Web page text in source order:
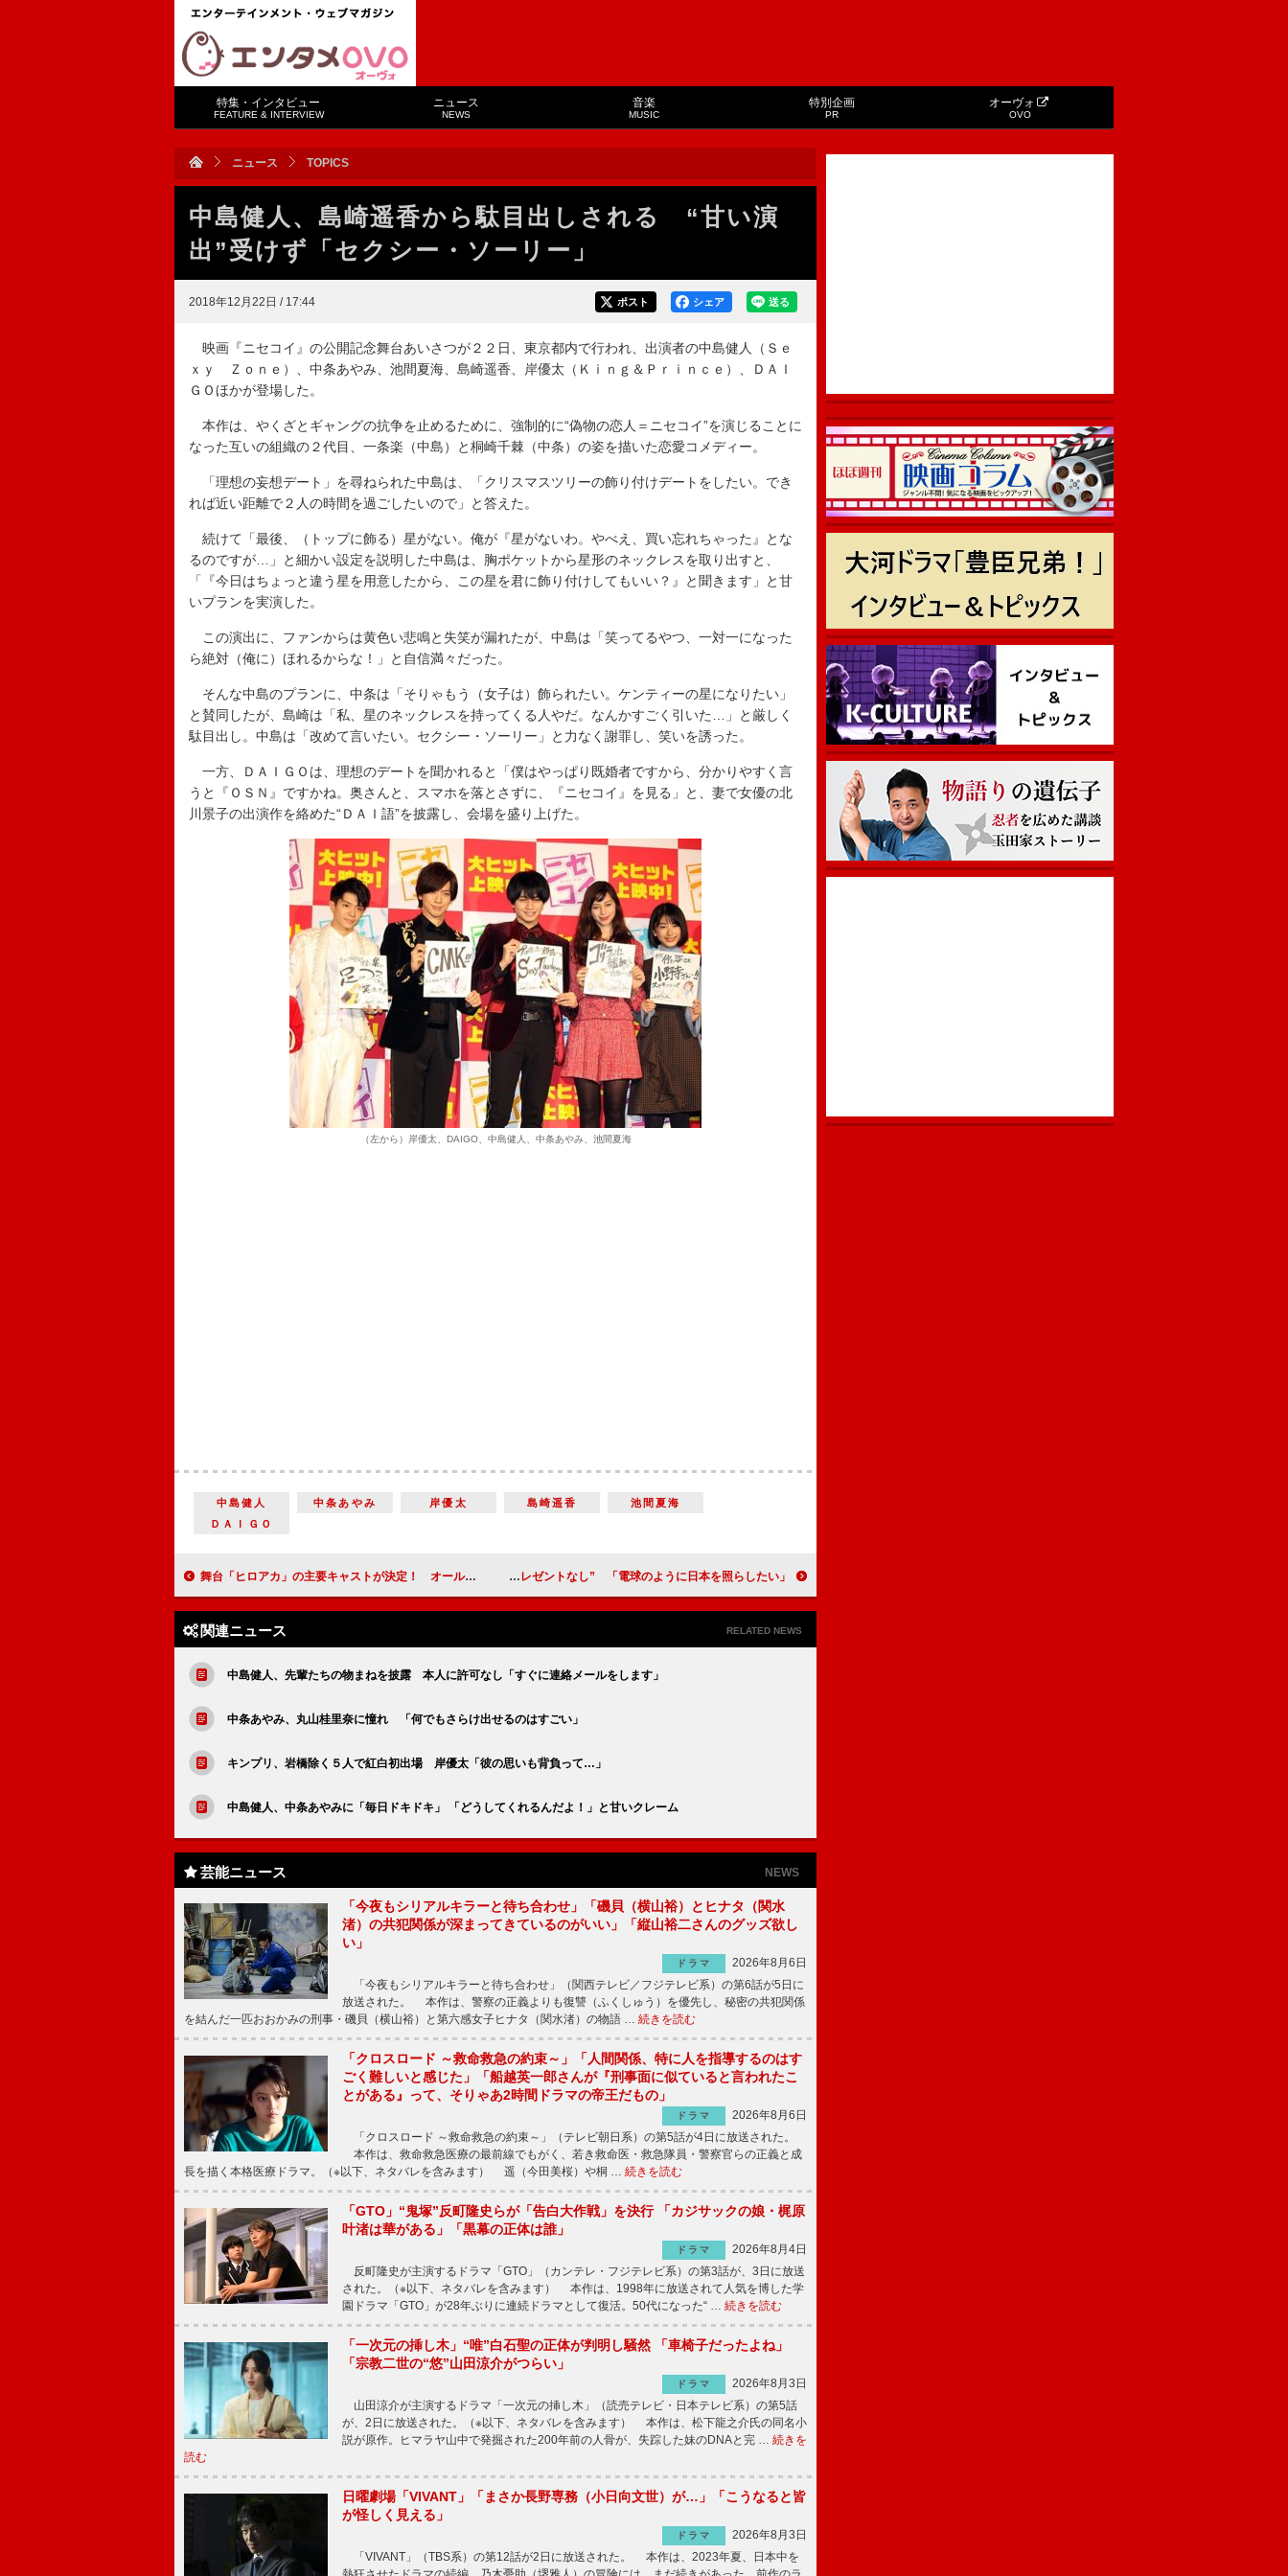
特集・インタビュー
FEATURE & INTERVIEW
ニュース
NEWS
音楽
MUSIC
特別企画
PR
オーヴォ
OVO
ニュース TOPICS
中島健人、島崎遥香から駄目出しされる “甘い演
出”受けず「セクシー・ソーリー」
2018年12月22日 / 17:44 送る
シェア
ポスト
映画『ニセコイ』の公開記念舞台あいさつが２２日、東京都内で行われ、出演者の中島健人（Ｓｅ
ｘｙ Ｚｏｎｅ）、中条あやみ、池間夏海、島崎遥香、岸優太（Ｋｉｎｇ＆Ｐｒｉｎｃｅ）、ＤＡＩ
ＧＯほかが登場した。
本作は、やくざとギャングの抗争を止めるために、強制的に“偽物の恋人＝ニセコイ”を演じることに
なった互いの組織の２代目、一条楽（中島）と桐崎千棘（中条）の姿を描いた恋愛コメディー。
「理想の妄想デート」を尋ねられた中島は、「クリスマスツリーの飾り付けデートをしたい。でき
れば近い距離で２人の時間を過ごしたいので」と答えた。
続けて「最後、（トップに飾る）星がない。俺が『星がないわ。やべえ、買い忘れちゃった』とな
るのですが…」と細かい設定を説明した中島は、胸ポケットから星形のネックレスを取り出すと、
「『今日はちょっと違う星を用意したから、この星を君に飾り付けしてもいい？』と聞きます」と甘
いプランを実演した。
この演出に、ファンからは黄色い悲鳴と失笑が漏れたが、中島は「笑ってるやつ、一対一になった
ら絶対（俺に）ほれるからな！」と自信満々だった。
そんな中島のプランに、中条は「そりゃもう（女子は）飾られたい。ケンティーの星になりたい」
と賛同したが、島崎は「私、星のネックレスを持ってくる人やだ。なんかすごく引いた…」と厳しく
駄目出し。中島は「改めて言いたい。セクシー・ソーリー」と力なく謝罪し、笑いを誘った。
一方、ＤＡＩＧＯは、理想のデートを聞かれると「僕はやっぱり既婚者ですから、分かりやすく言
うと『ＯＳＮ』ですかね。奥さんと、スマホを落とさずに、『ニセコイ』を見る」と、妻で女優の北
川景子の出演作を絡めた“ＤＡＩ語”を披露し、会場を盛り上げた。
（左から）岸優太、DAIGO、中島健人、中条あやみ、池間夏海
中島健人 中条あやみ 岸優太 島崎遥香
池間夏海
ＤＡＩＧＯ
舞台「ヒロアカ」の主要キャストが決定！ オールマイト役岩永洋昭「本番までに身長を伸ばす」 中村倫也、誕生日は“プレゼントなし” 「電球のように日本を照らしたい」
関連ニュース RELATED NEWS
中島健人、先輩たちの物まねを披露 本人に許可なし「すぐに連絡メールをします」
中条あやみ、丸山桂里奈に憧れ 「何でもさらけ出せるのはすごい」
キンプリ、岩橋除く５人で紅白初出場 岸優太「彼の思いも背負って…」
中島健人、中条あやみに「毎日ドキドキ」 「どうしてくれるんだよ！」と甘いクレーム
芸能ニュース NEWS
「今夜もシリアルキラーと待ち合わせ」「磯貝（横山裕）とヒナタ（関水
渚）の共犯関係が深まってきているのがいい」「縦山裕二さんのグッズ欲し
い」
ドラマ
2026年8月6日
「今夜もシリアルキラーと待ち合わせ」（関西テレビ／フジテレビ系）の第6話が5日に
放送された。 本作は、警察の正義よりも復讐（ふくしゅう）を優先し、秘密の共犯関係
を結んだ一匹おおかみの刑事・磯貝（横山裕）と第六感女子ヒナタ（関水渚）の物語 … 続きを読む
「クロスロード ～救命救急の約束～」「人間関係、特に人を指導するのはす
ごく難しいと感じた」「船越英一郎さんが『刑事面に似ていると言われたこ
とがある』って、そりゃあ2時間ドラマの帝王だもの」
ドラマ
2026年8月6日
「クロスロード ～救命救急の約束～」（テレビ朝日系）の第5話が4日に放送された。
本作は、救命救急医療の最前線でもがく、若き救命医・救急隊員・警察官らの正義と成
長を描く本格医療ドラマ。（※以下、ネタバレを含みます） 遥（今田美桜）や桐 … 続きを読む
「GTO」“鬼塚”反町隆史らが「告白大作戦」を決行 「カジサックの娘・梶原
叶渚は華がある」「黒幕の正体は誰」
ドラマ
2026年8月4日
反町隆史が主演するドラマ「GTO」（カンテレ・フジテレビ系）の第3話が、3日に放送
された。（※以下、ネタバレを含みます） 本作は、1998年に放送されて人気を博した学
園ドラマ「GTO」が28年ぶりに連続ドラマとして復活。50代になった“ … 続きを読む
「一次元の挿し木」“唯”白石聖の正体が判明し騒然 「車椅子だったよね」
「宗教二世の“悠”山田涼介がつらい」
ドラマ
2026年8月3日
山田涼介が主演するドラマ「一次元の挿し木」（読売テレビ・日本テレビ系）の第5話
が、2日に放送された。（※以下、ネタバレを含みます） 本作は、松下龍之介氏の同名小
説が原作。ヒマラヤ山中で発掘された200年前の人骨が、失踪した妹のDNAと完 … 続きを
読む
日曜劇場「VIVANT」「まさか長野専務（小日向文世）が…」「こうなると皆
が怪しく見える」
ドラマ
2026年8月3日
「VIVANT」（TBS系）の第12話が2日に放送された。 本作は、2023年夏、日本中を